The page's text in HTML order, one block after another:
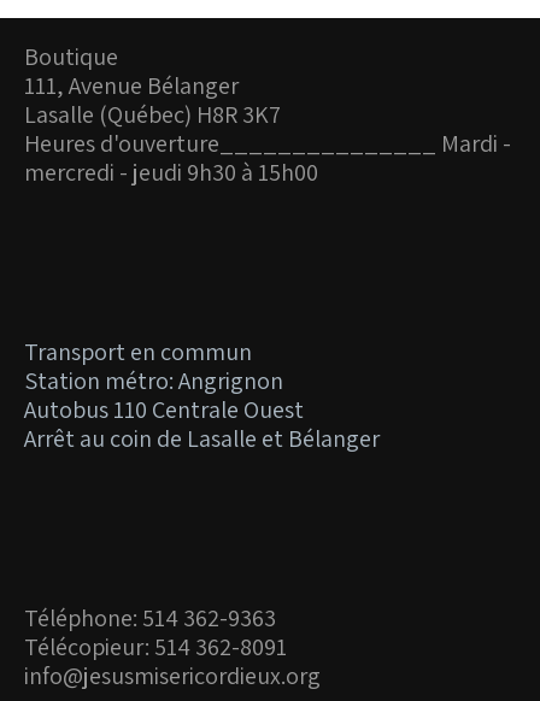
Boutique
111, Avenue Bélanger
Lasalle (Québec) H8R 3K7
Heures d'ouverture_
______________ Mardi -
mercredi - jeudi 9h30 à 15h00
Transport en commun
Station métro: Angrignon
Autobus 110 Centrale Ouest
Arrêt au coin de Lasalle et Bélanger
Téléphone: 514 362-9363
Télécopieur: 514 362-8091
info@jesusmisericordieux.org